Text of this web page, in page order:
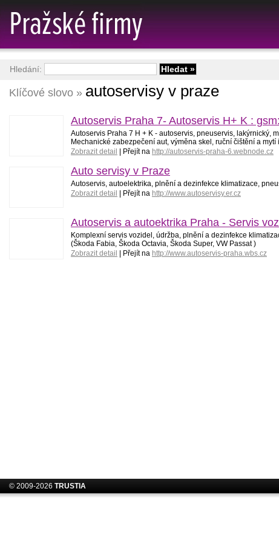
Klíčové slovo » autoservisy v praze
Autoservis Praha 7- Autoservis H+ K :
Autoservis Praha 7 H + K - autoservis, pneuservis, lakýrnický,
Mechanické zabezpečení aut, výměna skel, ruční čištění a
Zobrazit detail
| Přejít na http://autoservis-praha-6.webnode.cz
Auto servisy v Praze
Autoservis, autoelektrika, plnění a dezinfekce klimatizace,
Zobrazit detail
| Přejít na http://www.autoservisy.er.cz
Autoservis a autoektrika Praha - Servis
Komplexní servis vozidel, údržba, plnění a dezinfekce
(Škoda Fabia, Škoda Octavia, Škoda Super, VW Passat )
Zobrazit detail
| Přejít na http://www.autoservis-praha.wbs.cz
Hledání:
© 2009-2026 TRUSTIA